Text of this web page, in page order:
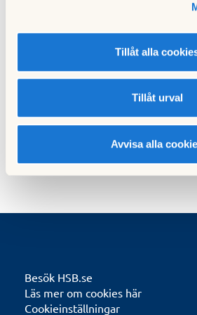
Tillåt alla
Tillåt urval
Avvisa alla
Tillfälligt avbrott i leveransen
Besök HSB.se
Läs mer om cookies här
Cookieinställningar